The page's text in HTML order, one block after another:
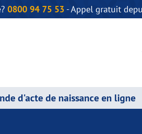
0800 94 75 53 - Appel gratuit
d'acte de naissance en ligne